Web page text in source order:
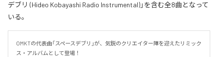
デブリ (Hideo Kobayashi Radio Instrumental)」を含む全8曲となって
いる。
OMKTの代表曲「スペースデブリ」が、気鋭のクリエイター陣を迎えたリミック
ス・アルバムとして登場！